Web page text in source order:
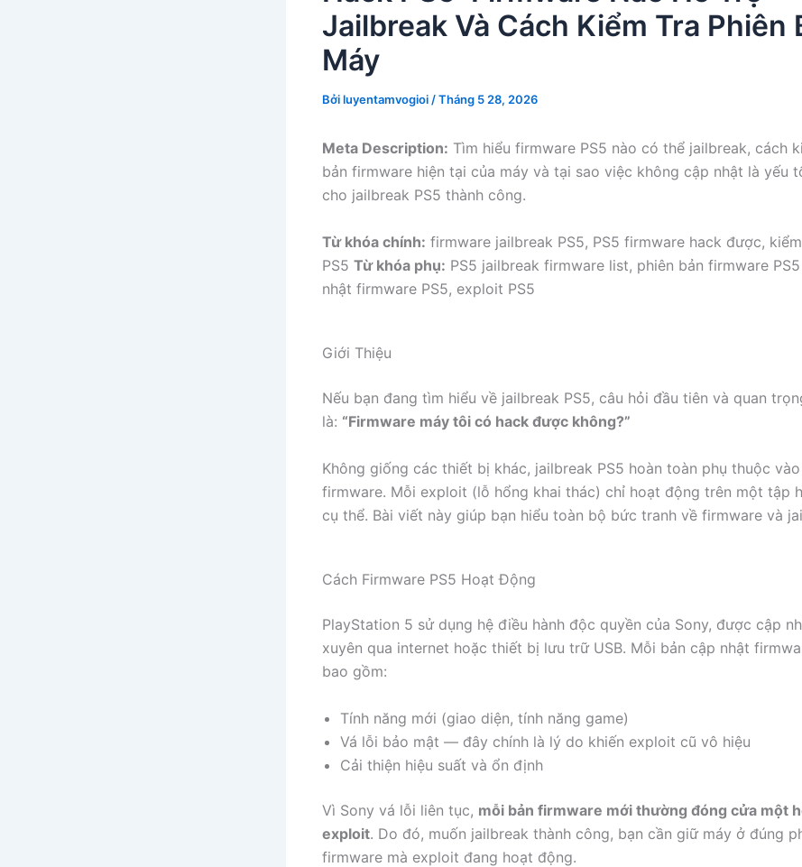
Jailbreak Và Cách Kiểm Tra Phiên
Máy
Bởiluyentamvogioi /Tháng 5 28, 2026
Meta Description: Tìm hiểu firmware PS5 nào có thể jailbreak, cách
bản firmware hiện tại của máy và tại sao việc không cập nhật là yếu
cho jailbreak PS5 thành công.
Từ khóa chính: firmware jailbreak PS5, PS5 firmware hack được,
PS5 Từ khóa phụ: PS5 jailbreak firmware list, phiên bản firmware
nhật firmware PS5, exploit PS5
Giới Thiệu
Nếu bạn đang tìm hiểu về jailbreak PS5, câu hỏi đầu tiên và quan
là: “Firmware máy tôi có hack được không?”
Không giống các thiết bị khác, jailbreak PS5 hoàn toàn phụ thuộc
firmware. Mỗi exploit (lỗ hổng khai thác) chỉ hoạt động trên một tập
cụ thể. Bài viết này giúp bạn hiểu toàn bộ bức tranh về firmware và
Cách Firmware PS5 Hoạt Động
PlayStation 5 sử dụng hệ điều hành độc quyền của Sony, được cập
xuyên qua internet hoặc thiết bị lưu trữ USB. Mỗi bản cập nhật
bao gồm:
Tính năng mới (giao diện, tính năng game)
Vá lỗi bảo mật — đây chính là lý do khiến exploit cũ vô hiệu
Cải thiện hiệu suất và ổn định
Vì Sony vá lỗi liên tục, mỗi bản firmware mới thường đóng cửa một
exploit. Do đó, muốn jailbreak thành công, bạn cần giữ máy ở đúng
firmware mà exploit đang hoạt động.